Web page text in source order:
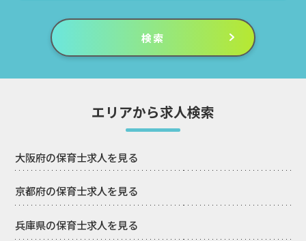
エリアから求人検索
大阪府の保育士求人を見る
京都府の保育士求人を見る
兵庫県の保育士求人を見る